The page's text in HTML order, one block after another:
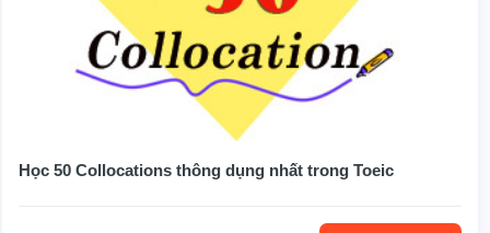
Học 50 Collocations thông dụng nhất trong Toeic